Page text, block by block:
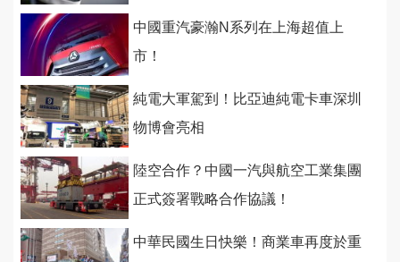
中國重汽豪瀚N系列在上海超值上
市！
純電大軍駕到！比亞迪純電卡車深圳
物博會亮相
陸空合作？中國一汽與航空工業集團
正式簽署戰略合作協議！
中華民國生日快樂！商業車再度於重